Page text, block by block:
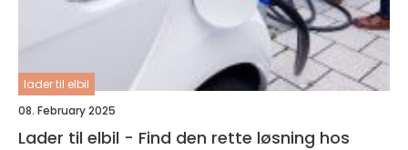
lader til elbil
08. February 2025
Lader til elbil - Find den rette løsning hos